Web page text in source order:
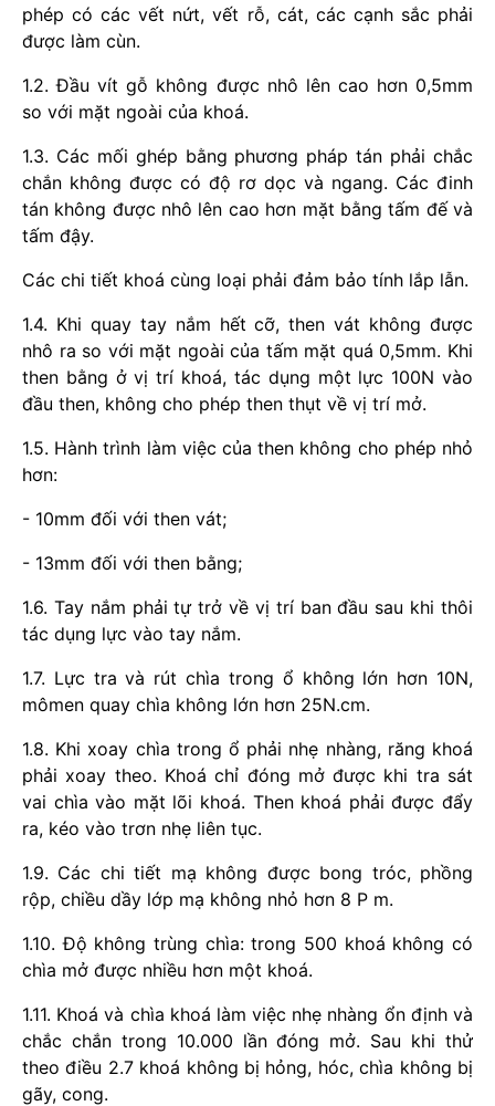
phép có các vết nứt, vết rỗ, cát, các cạnh sắc phải
được làm cùn.
1.2. Đầu vít gỗ không được nhô lên cao hơn 0,5mm
so với mặt ngoài của khoá.
1.3. Các mối ghép bằng phương pháp tán phải chắc
chắn không được có độ rơ dọc và ngang. Các đinh
tán không được nhô lên cao hơn mặt bằng tấm đế và
tấm đậy.
Các chi tiết khoá cùng loại phải đảm bảo tính lắp lẫn.
1.4. Khi quay tay nắm hết cỡ, then vát không được
nhô ra so với mặt ngoài của tấm mặt quá 0,5mm. Khi
then bằng ở vị trí khoá, tác dụng một lực 100N vào
đầu then, không cho phép then thụt về vị trí mở.
1.5. Hành trình làm việc của then không cho phép nhỏ
hơn:
- 10mm đối với then vát;
- 13mm đối với then bằng;
1.6. Tay nắm phải tự trở về vị trí ban đầu sau khi thôi
tác dụng lực vào tay nắm.
1.7. Lực tra và rút chìa trong ổ không lớn hơn 10N,
mômen quay chìa không lớn hơn 25N.cm.
1.8. Khi xoay chìa trong ổ phải nhẹ nhàng, răng khoá
phải xoay theo. Khoá chỉ đóng mở được khi tra sát
vai chìa vào mặt lõi khoá. Then khoá phải được đẩy
ra, kéo vào trơn nhẹ liên tục.
1.9. Các chi tiết mạ không được bong tróc, phồng
rộp, chiều dầy lớp mạ không nhỏ hơn 8 P m.
1.10. Độ không trùng chìa: trong 500 khoá không có
chìa mở được nhiều hơn một khoá.
1.11. Khoá và chìa khoá làm việc nhẹ nhàng ổn định và
chắc chắn trong 10.000 lần đóng mở. Sau khi thử
theo điều 2.7 khoá không bị hỏng, hóc, chìa không bị
gãy, cong.